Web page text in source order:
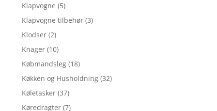
Klapvogne (5)
Klapvogne tilbehør (3)
Klodser (2)
Knager (10)
Købmandsleg (18)
Køkken og Husholdning (32)
Køletasker (37)
Køredragter (7)